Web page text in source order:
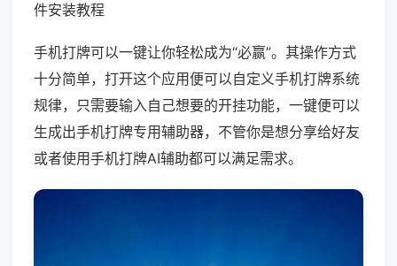
件安装教程
手机打牌可以一键让你轻松成为“必赢”。其操作方式
十分简单，打开这个应用便可以自定义手机打牌系统
规律，只需要输入自己想要的开挂功能，一键便可以
生成出手机打牌专用辅助器，不管你是想分享给好友
或者使用手机打牌AI辅助都可以满足需求。